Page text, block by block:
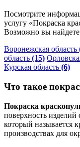
Посмотрите
услугу «Покраска
Возможно вы
Воронежская область
область (15)
Курская область (6)
Что такое
Покраска
поверхность
который называется
производствах для